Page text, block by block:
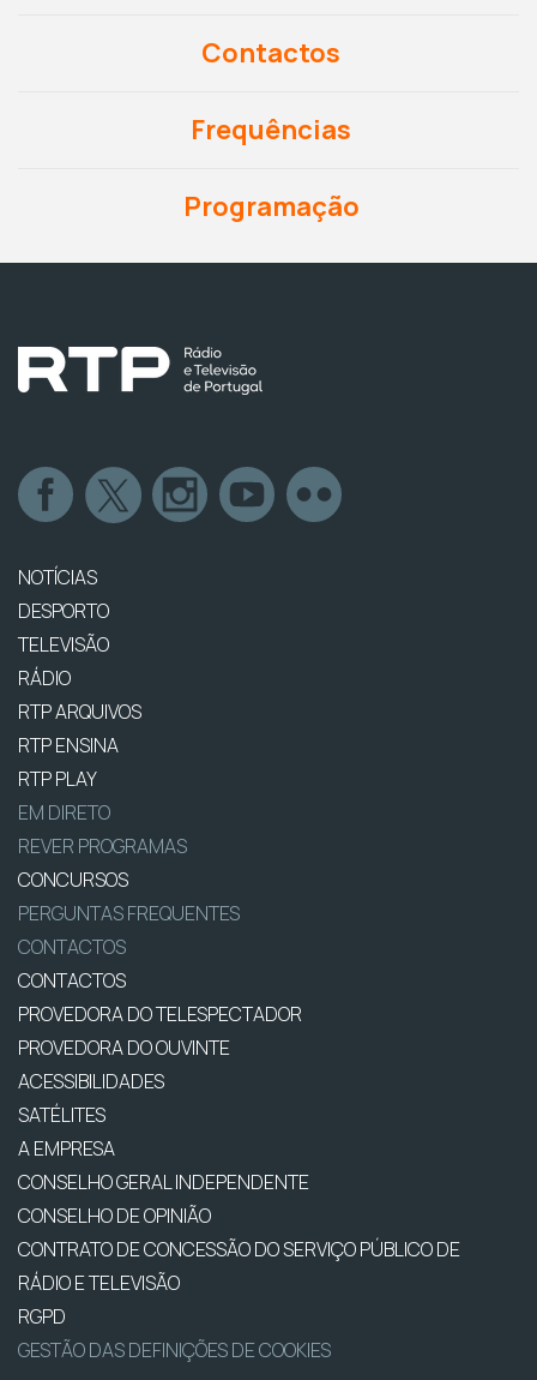
Contactos
Frequências
Programação
NOTÍCIAS
DESPORTO
TELEVISÃO
RÁDIO
RTP ARQUIVOS
RTP ENSINA
RTP PLAY
EM DIRETO
REVER PROGRAMAS
CONCURSOS
PERGUNTAS FREQUENTES
CONTACTOS
CONTACTOS
PROVEDORA DO TELESPECTADOR
PROVEDORA DO OUVINTE
ACESSIBILIDADES
SATÉLITES
A EMPRESA
CONSELHO GERAL INDEPENDENTE
CONSELHO DE OPINIÃO
CONTRATO DE CONCESSÃO DO SERVIÇO PÚBLICO DE
RÁDIO E TELEVISÃO
RGPD
GESTÃO DAS DEFINIÇÕES DE COOKIES